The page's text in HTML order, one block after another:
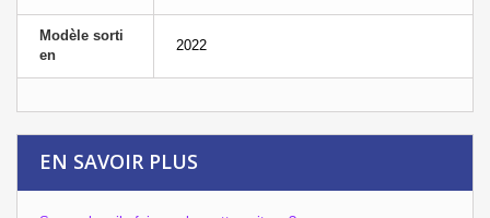
Modèle sorti
en
2022
EN SAVOIR PLUS